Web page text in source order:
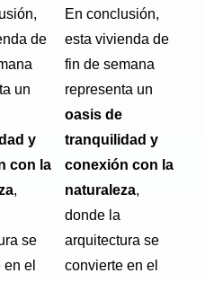
de
un
y
con la
,
se
el
En conclusión,
esta vivienda de
fin de semana
representa un
oasis de
tranquilidad y
conexión con la
naturaleza,
donde la
arquitectura se
convierte en el